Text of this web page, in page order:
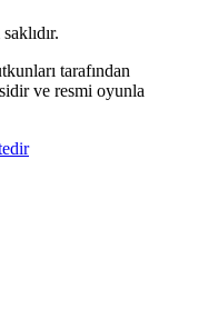
tarafından
ve resmi oyunla